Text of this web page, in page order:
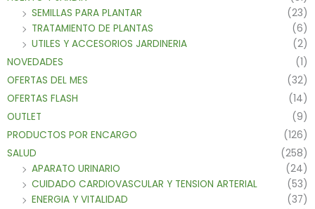
SEMILLAS PARA PLANTAR
(23)
TRATAMIENTO DE PLANTAS
(6)
UTILES Y ACCESORIOS JARDINERIA
(2)
NOVEDADES
(1)
OFERTAS DEL MES
(32)
OFERTAS FLASH
(14)
OUTLET
(9)
PRODUCTOS POR ENCARGO
(126)
SALUD
(258)
APARATO URINARIO
(24)
CUIDADO CARDIOVASCULAR Y TENSION ARTERIAL
(53)
ENERGIA Y VITALIDAD
(37)